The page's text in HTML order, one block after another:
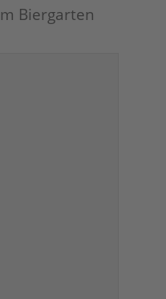
Biergarten